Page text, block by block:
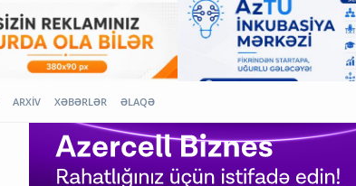
ARXİV XƏBƏRLƏR ƏLAQƏ